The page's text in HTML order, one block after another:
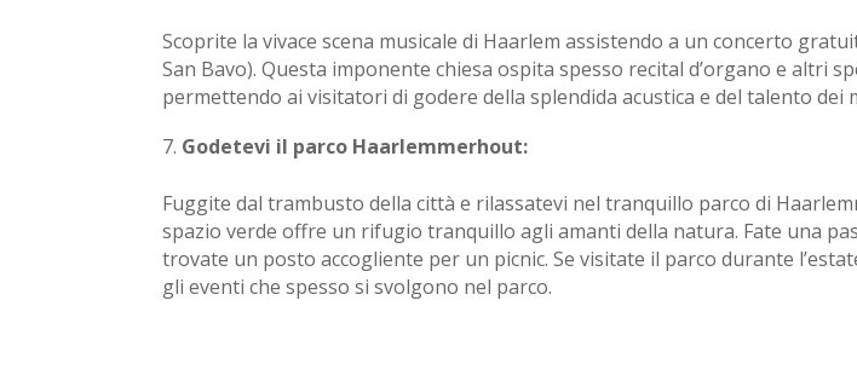
Scoprite la vivace scena musicale di Haarlem assistendo a un concerto
San Bavo). Questa imponente chiesa ospita spesso recital d’organo e altri
permettendo ai visitatori di godere della splendida acustica e del talento dei
Godetevi il parco Haarlemmerhout:
Fuggite dal trambusto della città e rilassatevi nel tranquillo parco di
spazio verde offre un rifugio tranquillo agli amanti della natura. Fate una
trovate un posto accogliente per un picnic. Se visitate il parco durante
gli eventi che spesso si svolgono nel parco.